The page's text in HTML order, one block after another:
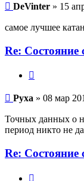
DeVinter » 15
самое лучшее
Re: Состояние
Руха » 08 мар
Точных данных о
период никто не
Re: Состояние